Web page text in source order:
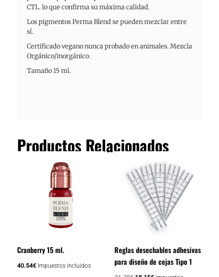
CTL. lo que confirma su máxima calidad.
Los pigmentos Perma Blend se pueden mezclar entre
sí.
Certificado vegano nunca probado en animales. Mezcla
Orgánico/inorgánico.
Tamaño 15 ml.
Productos Relacionados
Cranberry 15 ml.
40.54€ Impuestos incluidos
Reglas desechables adhesivas
para diseño de cejas Tipo 1
precio
original
era:
21.78€.
precio
actual
es:
18.15€.